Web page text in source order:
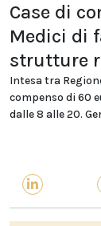
Case di
Medici di
strutture
Intesa tra
compenso di 60
dalle 8 alle 20.